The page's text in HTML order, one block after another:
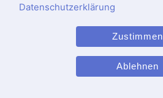
Datenschutzerklärung
Zustimmen
Ablehnen